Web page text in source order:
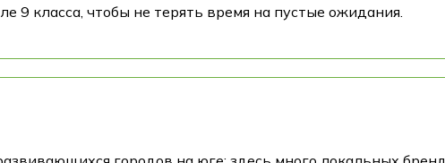
9 класса, чтобы не терять время на пустые ожидания.